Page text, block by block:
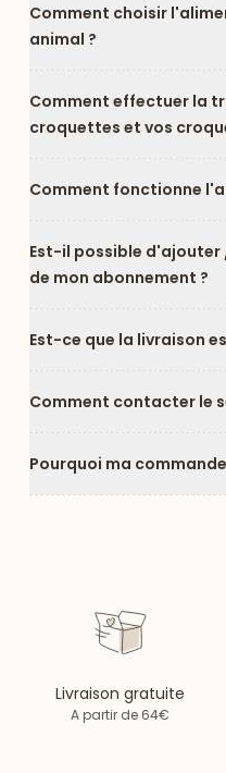
Comment choisir
animal ?
Comment effectuer la
croquettes et vos
Comment fonctionne
Est-il possible
de mon abonnement ?
Est-ce que la livraison
Comment contacter le
Pourquoi ma
Livraison gratuite
A partir de 64€